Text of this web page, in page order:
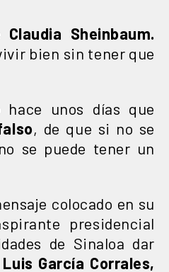
Sheinbaum.
bien sin tener que
hace unos días que
, de que si no se
se puede tener un
colocado en su
presidencial
de Sinaloa dar
Luis García Corrales,